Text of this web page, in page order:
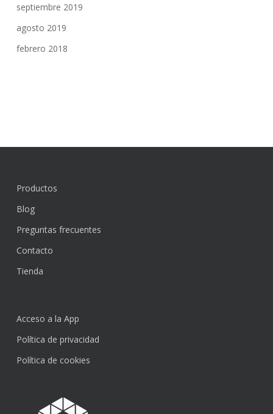
septiembre 2019
agosto 2019
febrero 2018
Productos
Blog
Preguntas frecuentes
Contacto
Tienda
Acceso a la App
Política de privacidad
Política de cookies